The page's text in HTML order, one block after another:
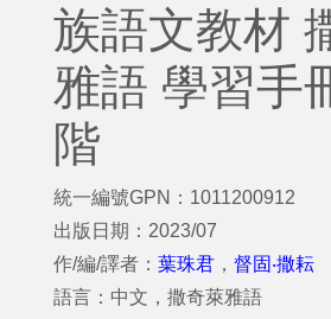
族語文教材
雅語 學習手
階
統一編號GPN：1011200912
出版日期：2023/07
作/編/譯者： 葉珠君 ， 督固‧撒耘
語言：中文，撒奇萊雅語